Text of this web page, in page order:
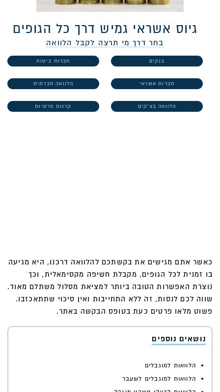
גיוס אשראי גמיש דרך כל הגופים
בחר דרך מי תרצה לקבל הלוואה
בנקים חברות ביטוח
חברות אשראי הלוואה חברתית
הלוואה בצ'קים קרנות פרטיות
כאשר אתם מגישים את בקשתכם להלוואה דרכנו, היא מגיעה
בו זמנית לכל הגופים, מקבלת חשיפה מקסימאלית, וכך
נוצרת האפשרות הטובה ביותר למציאת מסלול משתלם מאוד.
שווה לכם לנסות, זה ללא התחייבות ואין סיכוי שתתאכזבו.
פשוט מלאו פרטים כעת בטופס הבקשה באתר.
נושאים נוספים
הלוואות למוגבלים
הלוואות למוגבלים לשעבר